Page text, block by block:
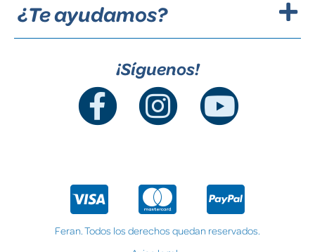
¿Te ayudamos?
¡Síguenos!
Feran. Todos los derechos quedan reservados.